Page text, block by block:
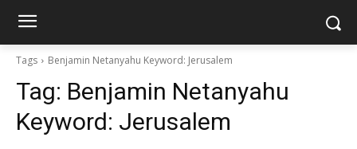
Tags Benjamin Netanyahu Keyword: Jerusalem
Tag: Benjamin Netanyahu
Keyword: Jerusalem